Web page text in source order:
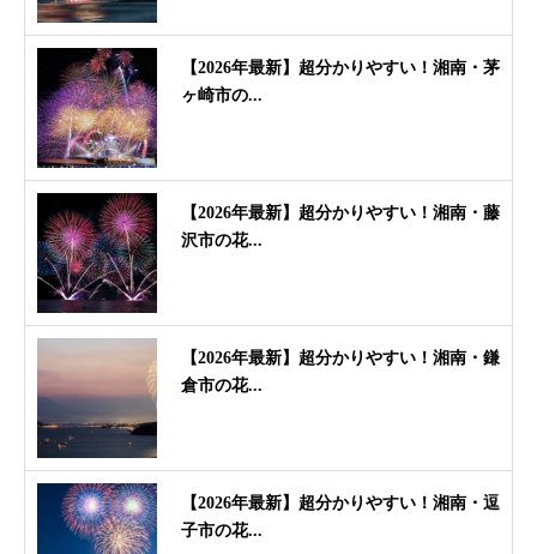
【2026年最新】超分かりやすい！湘南・茅
ヶ崎市の...
【2026年最新】超分かりやすい！湘南・藤
沢市の花...
【2026年最新】超分かりやすい！湘南・鎌
倉市の花...
【2026年最新】超分かりやすい！湘南・逗
子市の花...